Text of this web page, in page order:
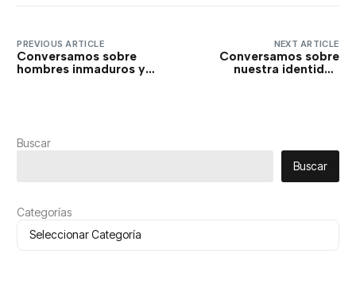
PREVIOUS ARTICLE
Conversamos sobre
hombres inmaduros y
NEXT ARTICLE
Conversamos sobre
nuestra identidad
Buscar
Buscar
Categorías